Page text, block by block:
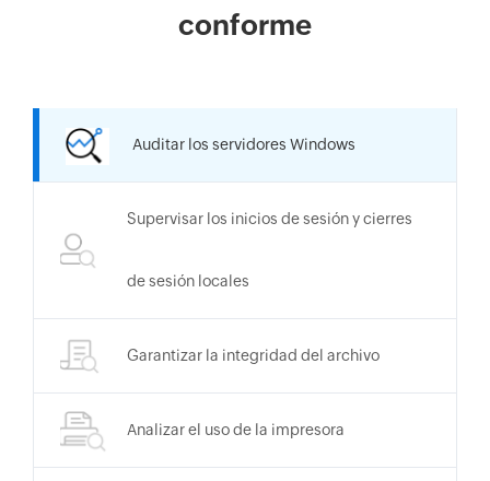
conforme
Auditar los servidores Windows
Supervisar los inicios de sesión y cierres
de sesión locales
Garantizar la integridad del archivo
Analizar el uso de la impresora